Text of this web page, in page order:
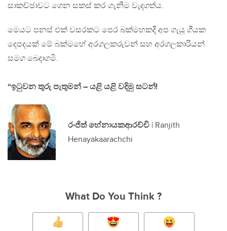
සාකච්ඡාවට ගෙන සකස් කර ගැනීම වැදගත්ය.
මෙයට පනස් එක් වසරකට පෙර බක්මහකදී අප ගැයූ ගීයක
දෙපදයක් මේ බක්මහේ අරගලකරුවන් සහ අරගලකාරියන්
සමග බෙදාගමි.
“ඉටුවන තුරු පැතුමන් – යළි යළි වදිමු සටන්!
රංජිත් හේනායකආරච්චි | Ranjith
Henayakaarachchi
What Do You Think ?